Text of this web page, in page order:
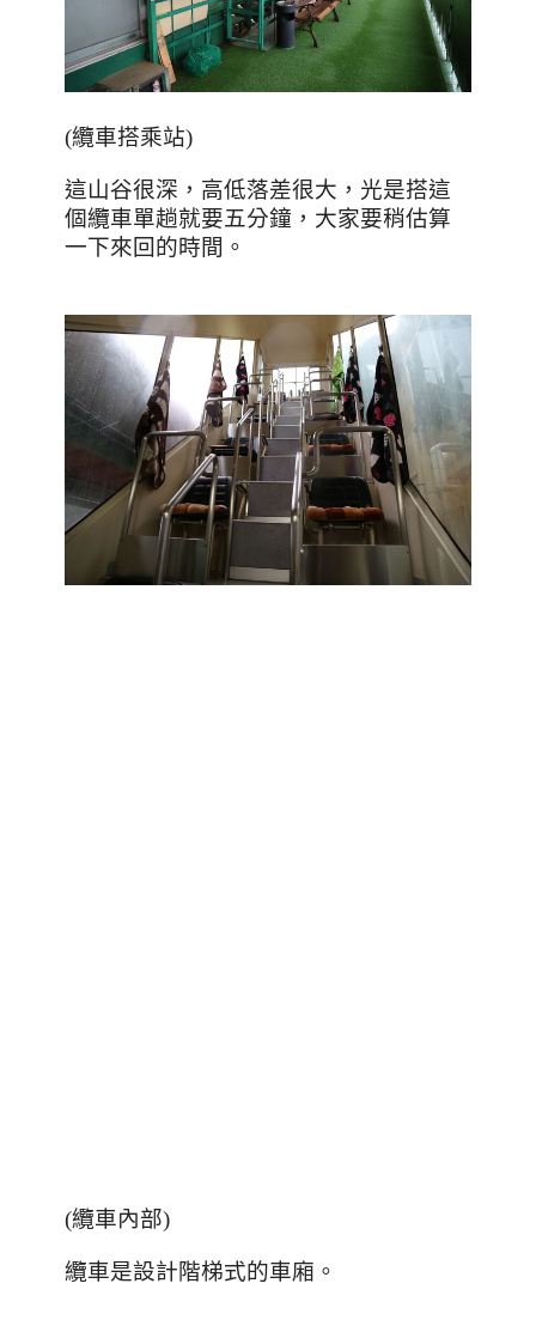
(纜車搭乘站)
這山谷很深，高低落差很大，光是搭這
個纜車單趟就要五分鐘，大家要稍估算
一下來回的時間。
(纜車內部)
纜車是設計階梯式的車廂。